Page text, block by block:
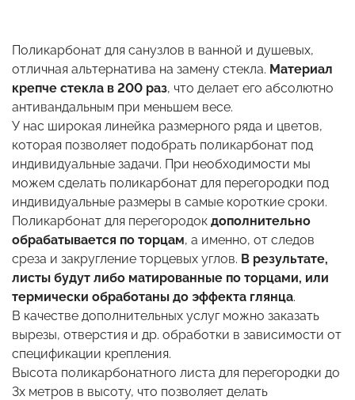
Поликарбонат для санузлов в ванной и душевых,
отличная альтернатива на замену стекла. Материал
крепче стекла в 200 раз, что делает его абсолютно
антивандальным при меньшем весе.
У нас широкая линейка размерного ряда и цветов,
которая позволяет подобрать поликарбонат под
индивидуальные задачи. При необходимости мы
можем сделать поликарбонат для перегородки под
индивидуальные размеры в самые короткие сроки.
Поликарбонат для перегородок дополнительно
обрабатывается по торцам, а именно, от следов
среза и закругление торцевых углов. В результате,
листы будут либо матированные по торцами, или
термически обработаны до эффекта глянца.
В качестве дополнительных услуг можно заказать
вырезы, отверстия и др. обработки в зависимости от
спецификации крепления.
Высота поликарбонатного листа для перегородки до
3х метров в высоту, что позволяет делать